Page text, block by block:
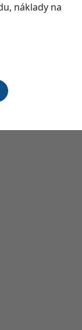
náklady na